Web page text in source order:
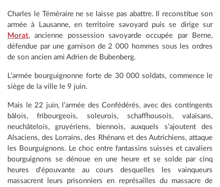
Charles le Téméraire ne se laisse pas abattre. Il reconstitue son
armée à Lausanne, en territoire savoyard puis se dirige sur
Morat, ancienne possession savoyarde occupée par Berne,
défendue par une garnison de 2 000 hommes sous les ordres
de son ancien ami Adrien de Bubenberg.
L’armée bourguignonne forte de 30 000 soldats, commence le
siège de la ville le 9 juin.
Mais le 22 juin, l’armée des Confédérés, avec des contingents
bâlois, fribourgeois, soleurois, schaffhousois, valaisans,
neuchâtelois, gruyériens, biennois, auxquels s’ajoutent des
Alsaciens, des Lorrains, des Rhénans et des Autrichiens, attaque
les Bourguignons. Le choc entre fantassins suisses et cavaliers
bourguignons se dénoue en une heure et se solde par cinq
heures d'épouvante au cours desquelles les vainqueurs
massacrent leurs prisonniers en représailles du massacre de